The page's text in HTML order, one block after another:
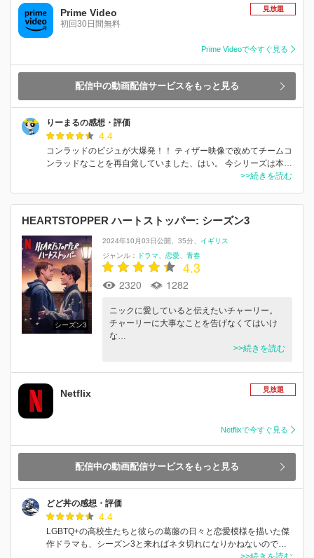
Prime Video
初回30日間無料
見放題
Prime Videoで今すぐ見る
配信中の動画配信サービスをもっと見る
りーまるの感想・評価
4.4
コンラッドのビジュが大爆発！！ ティザー映像で改めてチームコ
ンラッドなことを再自覚していました、はい。 今シリーズは本…
>>続きを読む
HEARTSTOPPER ハートストッパー: シーズン3
シーズン3
2024年10月03日公開 35分
イギリス
ジャンル：
ドラマ 恋愛 青春
4.3
2320 1282
ニックに愛していると伝えたいチャーリー。
チャーリーに大事なことを告げなくてはいけ
な…
>>続きを読む
Netflix 見放題
Netflixで今すぐ見る
配信中の動画配信サービスをもっと見る
どど丼の感想・評価
4.4
LGBTQ+の高校生たちと彼らの葛藤の日々と恋愛模様を描いた傑
作ドラマも、シーズン3と来ればネタ切れになりかねないので…